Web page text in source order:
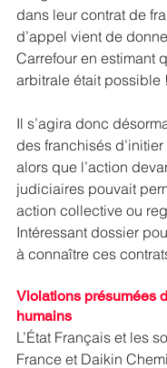
dans leur contrat de
d’appel vient de
Carrefour en estimant
arbitrale était possible !
Il s’agira donc
des franchisés
alors que l’action
judiciaires pouvait
action collective ou
Intéressant dossier
à connaître ces
Violations présumées
humains
L’État Français et les
France et Daikin